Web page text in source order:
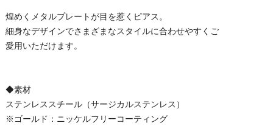
煌めくメタルプレートが目を惹くピアス。
細身なデザインでさまざまなスタイルに合わせやすくご
愛用いただけます。
◆素材
ステンレススチール（サージカルステンレス）
※ゴールド：ニッケルフリーコーティング